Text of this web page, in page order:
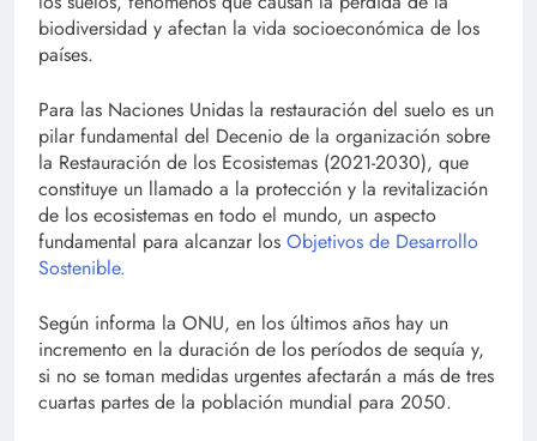
biodiversidad y afectan la vida socioeconómica de los
países.
Para las Naciones Unidas la restauración del suelo es un
pilar fundamental del Decenio de la organización sobre
la Restauración de los Ecosistemas (2021-2030), que
constituye un llamado a la protección y la revitalización
de los ecosistemas en todo el mundo, un aspecto
fundamental para alcanzar los Objetivos de Desarrollo
Sostenible.
Según informa la ONU, en los últimos años hay un
incremento en la duración de los períodos de sequía y,
si no se toman medidas urgentes afectarán a más de tres
cuartas partes de la población mundial para 2050.